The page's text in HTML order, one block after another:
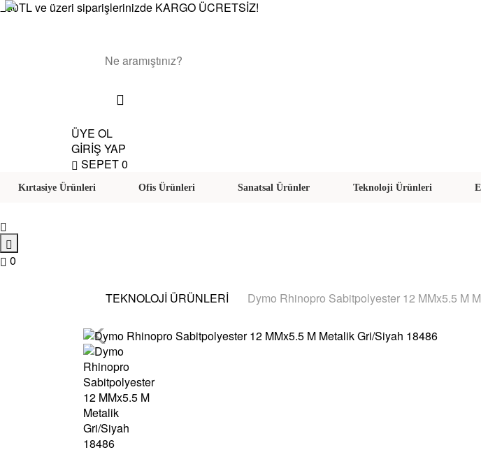
250TL ve üzeri siparişlerinizde KARGO ÜCRETSİZ!
ÜYE OL
GİRİŞ YAP
SEPET0
Kırtasiye Ürünleri Ofis Ürünleri Sanatsal Ürünler Teknoloji Ürünleri
0
TEKNOLOJİ ÜRÜNLERİ Dymo Rhinopro Sabitpolyester 12 MMx5.5 M